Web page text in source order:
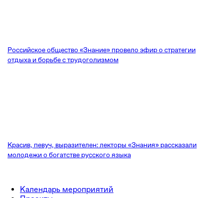
Российское общество «Знание» провело эфир о стратегии
отдыха и борьбе с трудоголизмом
Красив, певуч, выразителен: лекторы «Знания» рассказали
молодежи о богатстве русского языка
Календарь мероприятий